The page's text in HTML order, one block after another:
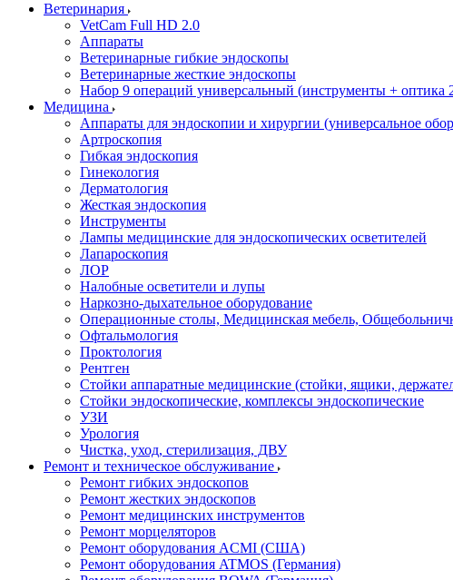
Ветеринария
VetCam Full HD 2.0
Аппараты
Ветеринарные гибкие эндоскопы
Ветеринарные жесткие эндоскопы
Набор 9 операций универсальный (инструменты + оптика
Медицина
Аппараты для эндоскопии и хирургии (универсальное
Артроскопия
Гибкая эндоскопия
Гинекология
Дерматология
Жесткая эндоскопия
Инструменты
Лампы медицинские для эндоскопических осветителей
Лапароскопия
ЛОР
Налобные осветители и лупы
Наркозно-дыхательное оборудование
Операционные столы, Медицинская мебель,
Офтальмология
Проктология
Рентген
Стойки аппаратные медицинские (стойки, ящики,
Стойки эндоскопические, комплексы эндоскопические
УЗИ
Урология
Чистка, уход, стерилизация, ДВУ
Ремонт и техническое обслуживание
Ремонт гибких эндоскопов
Ремонт жестких эндоскопов
Ремонт медицинских инструментов
Ремонт морцеляторов
Ремонт оборудования ACMI (США)
Ремонт оборудования ATMOS (Германия)